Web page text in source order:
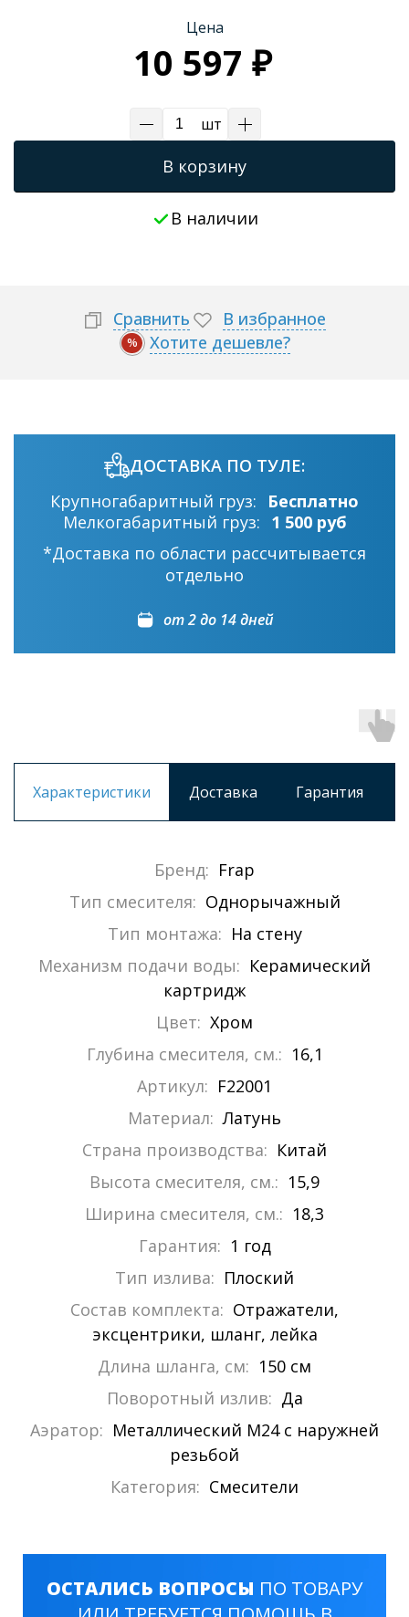
Цена
10 597 ₽
шт
В корзину
В наличии
Сравнить В избранное
% Хотите дешевле?
ДОСТАВКА ПО ТУЛЕ:
Крупногабаритный груз:
Бесплатно
Мелкогабаритный груз: 1 500 руб
*Доставка по области рассчитывается
отдельно
от 2 до 14 дней
Характеристики Доставка Гарантия
Бренд: Frap
Тип смесителя: Однорычажный
Тип монтажа: На стену
Механизм подачи воды: Керамический
картридж
Цвет: Хром
Глубина смесителя, см.: 16,1
Артикул: F22001
Материал: Латунь
Страна производства: Китай
Высота смесителя, см.: 15,9
Ширина смесителя, см.: 18,3
Гарантия: 1 год
Тип излива: Плоский
Состав комплекта: Отражатели,
эксцентрики, шланг, лейка
Длина шланга, см: 150 см
Поворотный излив: Да
Аэратор: Металлический М24 с наружней
резьбой
Категория: Смесители
ОСТАЛИСЬ ВОПРОСЫ ПО ТОВАРУ